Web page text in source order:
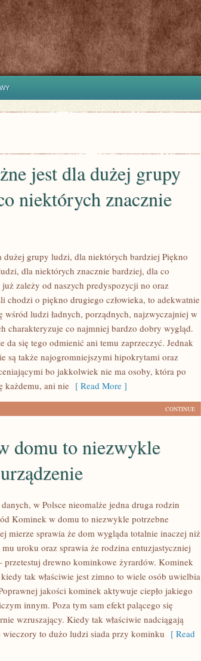
jest dla dużej grupy
niektórych znacznie
dużej grupy ludzi, dla niektórych bardziej Piękno
dla niektórych znacznie bardziej, dla co
zależy od naszych predyspozycji no oraz
chodzi o piękno drugiego człowieka, to adekwatnie
wśród ludzi ładnych, porządnych, najzwyczajniej w
charakteryzuje co najmniej bardzo dobry wygląd.
da się tego odmienić ani temu zaprzeczyć. Jednak
są także najogromniejszymi hipokrytami oraz
bo jakkolwiek nie ma osoby, która po
każdemu, ani nie [ Read More ]
CONTINUE
domu to niezwykle
w Polsce nieomalże jedna druga rodzin
Kominek w domu to niezwykle potrzebne
mierze sprawia że dom wygląda totalnie inaczej niż
uroku oraz sprawia że rodzina entuzjastyczniej
przetestuj drewno kominkowe żyrardów. Kominek
tak właściwie jest zimno to wiele osób uwielbia
jakości kominek aktywuje ciepło jakiego
innym. Poza tym sam efekt palącego się
wzruszający. Kiedy tak właściwie nadciągają
wieczory to dużo ludzi siada przy kominku [ Read